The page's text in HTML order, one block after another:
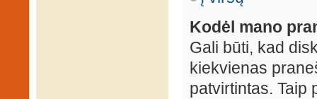
Kodėl mano
Gali būti, kad
kiekvienas
patvirtintas. Taip